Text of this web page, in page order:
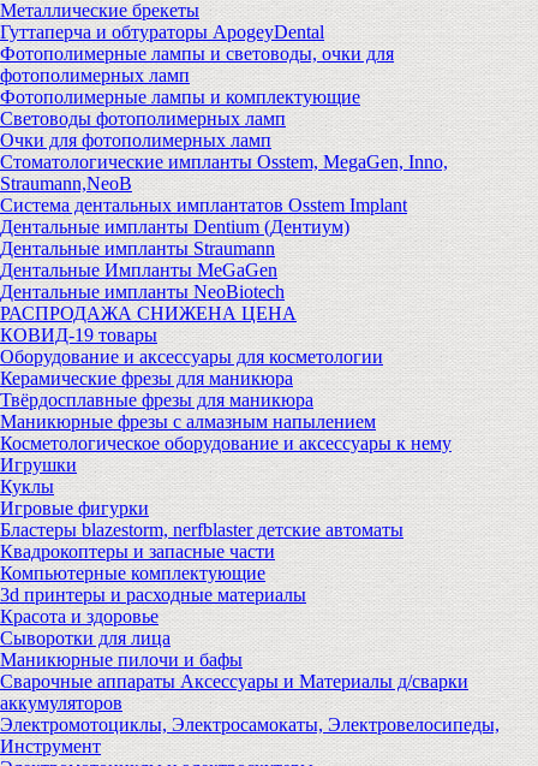
Металлические брекеты
Гуттаперча и обтураторы ApogeyDental
Фотополимерные лампы и световоды, очки для
фотополимерных ламп
Фотополимерные лампы и комплектующие
Световоды фотополимерных ламп
Очки для фотополимерных ламп
Стоматологические импланты Osstem, MegaGen, Inno,
Straumann,NeoB
Система дентальных имплантатов Osstem Implant
Дентальные импланты Dentium (Дентиум)
Дентальные импланты Straumann
Дентальные Импланты MeGaGen
Дентальные импланты NeoBiotech
РАСПРОДАЖА СНИЖЕНА ЦЕНА
КОВИД-19 товары
Оборудование и аксессуары для косметологии
Керамические фрезы для маникюра
Твёрдосплавные фрезы для маникюра
Маникюрные фрезы с алмазным напылением
Косметологическое оборудование и аксессуары к нему
Игрушки
Куклы
Игровые фигурки
Бластеры blazestorm, nerfblaster детские автоматы
Квадрокоптеры и запасные части
Компьютерные комплектующие
3d принтеры и расходные материалы
Красота и здоровье
Сыворотки для лица
Маникюрные пилочи и бафы
Сварочные аппараты Аксессуары и Материалы д/сварки
аккумуляторов
Электромотоциклы, Электросамокаты, Электровелосипеды,
Инструмент